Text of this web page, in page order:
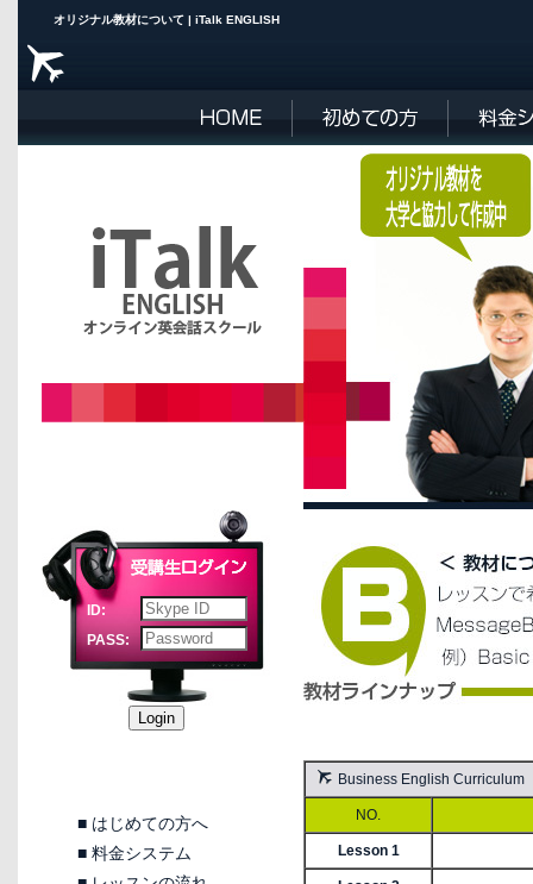
オリジナル教材について | iTalk ENGLISH
ID:
PASS:
■ はじめての方へ
■ 料金システム
Business English
NO.
Lesson 1